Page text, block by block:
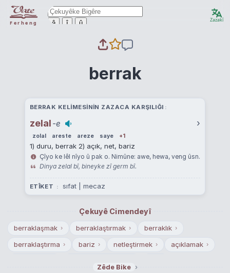
Ferheng ê î û Zazakî
berrak
BERRAK KELIMESININ ZAZACA KARŞILIĞI
zelal -e ›
zolal areste areze saye +1
1) duru, berrak 2) açık, net, bariz
Çîyo ke lêl nîyo û pak o. Nimûne: awe, hewa, veng ûsn.
Dinya zelal bî, bineyke zî germ bî.
ETÎKET sıfat | mecaz
Çekuyê Cimendeyî
berraklaşmak › berraklaştırmak › berraklık ›
berraklaştırma › bariz › netleştirmek › açıklamak ›
Zêde Bike ›